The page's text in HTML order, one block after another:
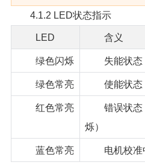
4.1.2 LED状态指示
LED 含义
绿色闪烁 失能状态
绿色常亮 使能状态
红色常亮
错误状态
烁）
蓝色常亮 电机校准